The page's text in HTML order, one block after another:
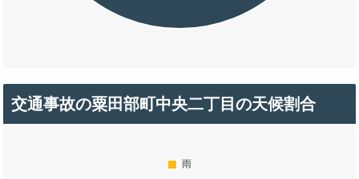
交通事故の粟田部町中央二丁目の天候割合